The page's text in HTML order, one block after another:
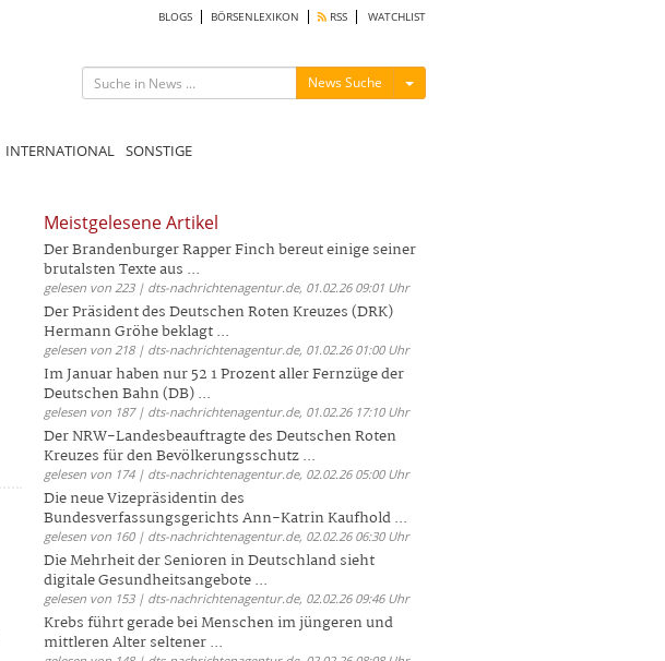
BLOGS BÖRSENLEXIKON RSS WATCHLIST
News Suche Menü ein-/ausblenden
INTERNATIONAL SONSTIGE
Meistgelesene Artikel
Der Brandenburger Rapper Finch bereut einige seiner
brutalsten Texte aus ...
gelesen von 223 | dts-nachrichtenagentur.de, 01.02.26 09:01 Uhr
Der Präsident des Deutschen Roten Kreuzes (DRK)
Hermann Gröhe beklagt ...
gelesen von 218 | dts-nachrichtenagentur.de, 01.02.26 01:00 Uhr
Im Januar haben nur 52 1 Prozent aller Fernzüge der
Deutschen Bahn (DB) ...
gelesen von 187 | dts-nachrichtenagentur.de, 01.02.26 17:10 Uhr
Der NRW-Landesbeauftragte des Deutschen Roten
Kreuzes für den Bevölkerungsschutz ...
gelesen von 174 | dts-nachrichtenagentur.de, 02.02.26 05:00 Uhr
Die neue Vizepräsidentin des
Bundesverfassungsgerichts Ann-Katrin Kaufhold ...
gelesen von 160 | dts-nachrichtenagentur.de, 02.02.26 06:30 Uhr
Die Mehrheit der Senioren in Deutschland sieht
digitale Gesundheitsangebote ...
gelesen von 153 | dts-nachrichtenagentur.de, 02.02.26 09:46 Uhr
Krebs führt gerade bei Menschen im jüngeren und
mittleren Alter seltener ...